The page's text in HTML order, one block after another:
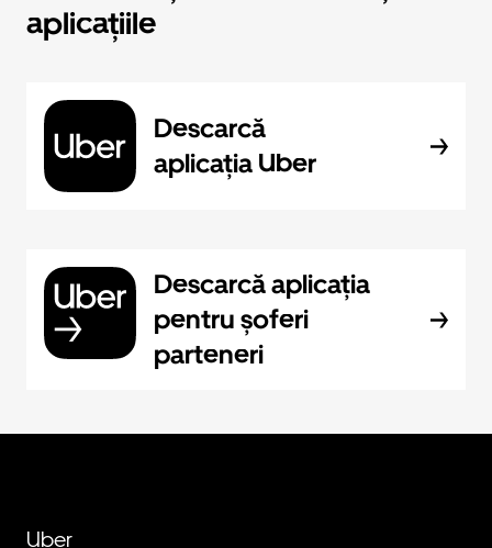
aplicațiile
Descarcă
aplicația Uber
Descarcă aplicația
pentru șoferi
parteneri
Uber